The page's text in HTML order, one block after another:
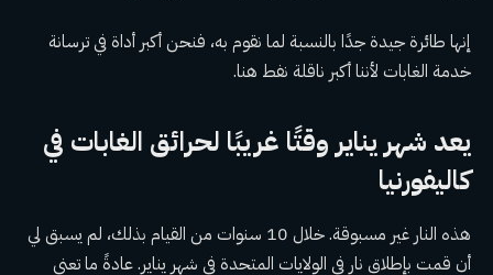
إنها طائرة جيدة جدًا بالنسبة لما نقوم به، فنحن أكبر أداة في ترسانة
خدمة الغابات لأننا أكبر ناقلة نفط هنا.
يعد شهر يناير وقتًا غريبًا لحرائق الغابات في
كاليفورنيا
هذه النار غير مسبوقة. خلال 10 سنوات من القيام بذلك، لم يسبق لي
أن قمت بإطلاق نار في الولايات المتحدة في شهر يناير. عادةً ما تعني